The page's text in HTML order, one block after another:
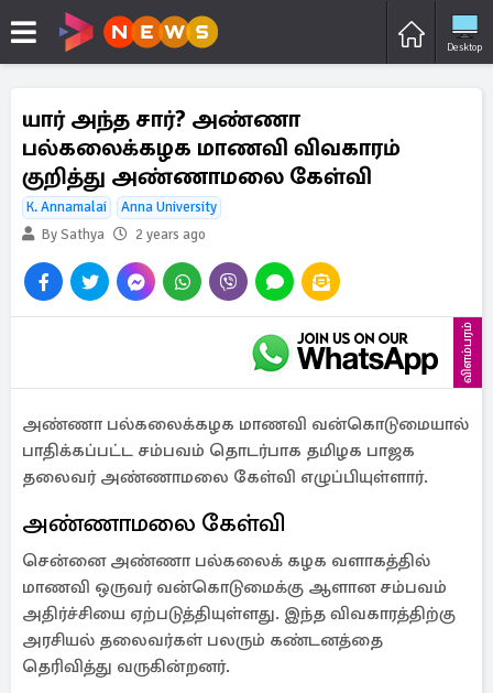
Desktop
யார் அந்த சார்? அண்ணா
பல்கலைக்கழக மாணவி விவகாரம்
குறித்து அண்ணாமலை கேள்வி
K. Annamalai
Anna University
By Sathya
2 years ago
விளம்பரம்
அண்ணா பல்கலைக்கழக மாணவி வன்கொடுமையால்
பாதிக்கப்பட்ட சம்பவம் தொடர்பாக தமிழக பாஜக
தலைவர் அண்ணாமலை கேள்வி எழுப்பியுள்ளார்.
அண்ணாமலை கேள்வி
சென்னை அண்ணா பல்கலைக் கழக வளாகத்தில்
மாணவி ஒருவர் வன்கொடுமைக்கு ஆளான சம்பவம்
அதிர்ச்சியை ஏற்படுத்தியுள்ளது. இந்த விவகாரத்திற்கு
அரசியல் தலைவர்கள் பலரும் கண்டனத்தை
தெரிவித்து வருகின்றனர்.